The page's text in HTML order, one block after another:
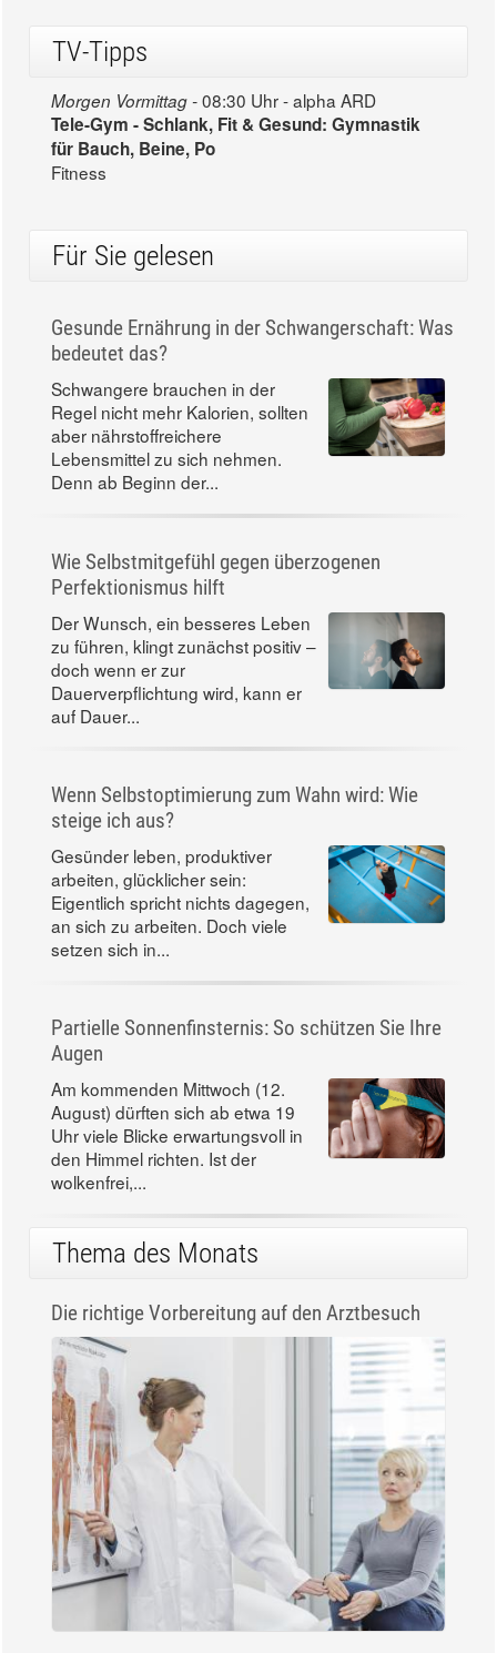
TV-Tipps
Morgen Vormittag -08:30 Uhr - alpha ARD
Tele-Gym - Schlank, Fit & Gesund: Gymnastik
für Bauch, Beine, Po
Fitness
Für Sie gelesen
Gesunde Ernährung in der Schwangerschaft: Was
bedeutet das?
Schwangere brauchen in der
Regel nicht mehr Kalorien, sollten
aber nährstoffreichere
Lebensmittel zu sich nehmen.
Denn ab Beginn der...
Wie Selbstmitgefühl gegen überzogenen
Perfektionismus hilft
Der Wunsch, ein besseres Leben
zu führen, klingt zunächst positiv –
doch wenn er zur
Dauerverpflichtung wird, kann er
auf Dauer...
Wenn Selbstoptimierung zum Wahn wird: Wie
steige ich aus?
Gesünder leben, produktiver
arbeiten, glücklicher sein:
Eigentlich spricht nichts dagegen,
an sich zu arbeiten. Doch viele
setzen sich in...
Partielle Sonnenfinsternis: So schützen Sie Ihre
Augen
Am kommenden Mittwoch (12.
August) dürften sich ab etwa 19
Uhr viele Blicke erwartungsvoll in
den Himmel richten. Ist der
wolkenfrei,...
Thema des Monats
Die richtige Vorbereitung auf den Arztbesuch